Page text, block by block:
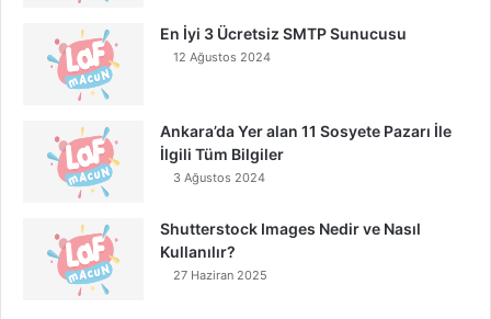
En İyi 3 Ücretsiz SMTP Sunucusu
12 Ağustos 2024
Ankara’da Yer alan 11 Sosyete Pazarı İle
İlgili Tüm Bilgiler
3 Ağustos 2024
Shutterstock Images Nedir ve Nasıl
Kullanılır?
27 Haziran 2025